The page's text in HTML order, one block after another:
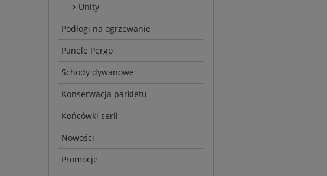
Unity
Podłogi na ogrzewanie
Panele Pergo
Schody dywanowe
Konserwacja parkietu
Końcówki serii
Nowości
Promocje